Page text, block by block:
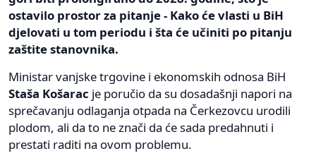
ostavilo prostor za pitanje - Kako će vlasti u BiH
djelovati u tom periodu i šta će učiniti po pitanju
zaštite stanovnika.
Ministar vanjske trgovine i ekonomskih odnosa BiH
Staša Košarac je poručio da su dosadašnji napori na
sprečavanju odlaganja otpada na Čerkezovcu urodili
plodom, ali da to ne znači da će sada predahnuti i
prestati raditi na ovom problemu.